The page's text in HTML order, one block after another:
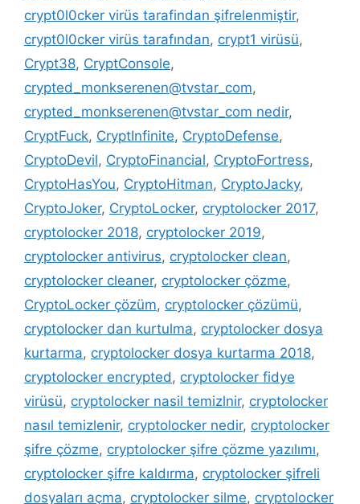
crypt0l0cker virüs tarafindan şifrelenmiştir,
crypt0l0cker virüs tarafından, crypt1 virüsü,
Crypt38, CryptConsole,
crypted_monkserenen@tvstar_com,
crypted_monkserenen@tvstar_com nedir,
CryptFuck, CryptInfinite, CryptoDefense,
CryptoDevil, CryptoFinancial, CryptoFortress,
CryptoHasYou, CryptoHitman, CryptoJacky,
CryptoJoker, CryptoLocker, cryptolocker 2017,
cryptolocker 2018, cryptolocker 2019,
cryptolocker antivirus, cryptolocker clean,
cryptolocker cleaner, cryptolocker çözme,
CryptoLocker çözüm, cryptolocker çözümü,
cryptolocker dan kurtulma, cryptolocker dosya
kurtarma, cryptolocker dosya kurtarma 2018,
cryptolocker encrypted, cryptolocker fidye
virüsü, cryptolocker nasil temizlnir, cryptolocker
nasıl temizlenir, cryptolocker nedir, cryptolocker
şifre çözme, cryptolocker şifre çözme yazılımı,
cryptolocker şifre kaldırma, cryptolocker şifreli
dosyaları açma, cryptolocker silme, cryptolocker